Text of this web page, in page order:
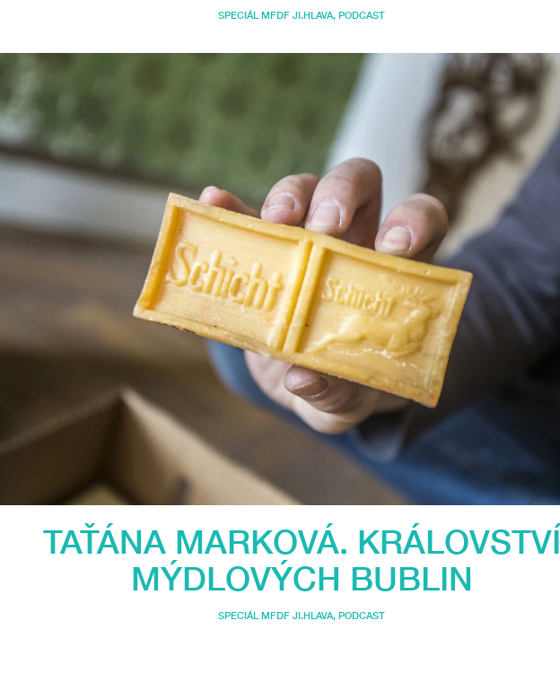
SPECIÁL MFDF JI.HLAVA, PODCAST
TAŤÁNA MARKOVÁ. KRÁLOVSTVÍ
MÝDLOVÝCH BUBLIN
SPECIÁL MFDF JI.HLAVA PODCAST